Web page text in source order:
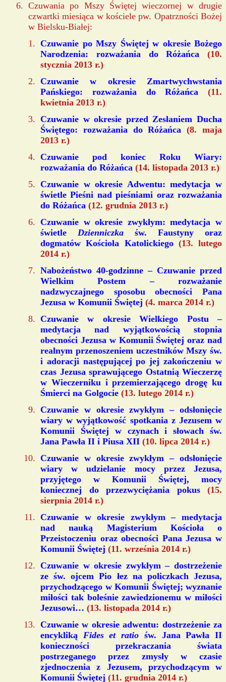
Czuwania po Mszy Świętej wieczornej w drugie
czwartki miesiąca w kościele pw. Opatrzności Bożej
w Bielsku-Białej:
Czuwanie po Mszy Świętej w okresie Bożego
Narodzenia: rozważania do Różańca (10.
stycznia 2013 r.)
Czuwanie w okresie Zmartwychwstania
Pańskiego: rozważania do Różańca (11.
kwietnia 2013 r.)
Czuwanie w okresie przed Zesłaniem Ducha
Świętego: rozważania do Różańca(8. maja
2013 r.)
Czuwanie pod koniec Roku Wiary:
rozważania do Różańca (14. listopada 2013 r.)
Czuwanie w okresie Adwentu: medytacja w
świetle Pieśni nad pieśniami oraz rozważania
do Różańca (12. grudnia 2013 r.)
Czuwanie w okresie zwykłym: medytacja w
świetle Dzienniczka św. Faustyny oraz
dogmatów Kościoła Katolickiego(13. lutego
2014 r.)
Nabożeństwo 40-godzinne – Czuwanie przed
Wielkim Postem – rozważanie
nadzwyczajnego sposobu obecności Pana
Jezusa w Komunii Świętej (4. marca 2014 r.)
Czuwanie w okresie Wielkiego Postu –
medytacja nad wyjątkowością stopnia
obecności Jezusa w Komunii Świętej oraz nad
realnym przenoszeniem uczestników Mszy św.
i adoracji następującej po jej zakończeniu w
czas Jezusa sprawującego Ostatnią Wieczerzę
w Wieczerniku i przemierzającego drogę ku
Śmierci na Golgocie (13. lutego 2014 r.)
Czuwanie w okresie zwykłym – odsłonięcie
wiary w wyjątkowość spotkania z Jezusem w
Komunii Świętej w czynach i słowach św.
Jana Pawła II i Piusa XII (10. lipca 2014 r.)
Czuwanie w okresie zwykłym – odsłonięcie
wiary w udzielanie mocy przez Jezusa,
przyjętego w Komunii Świętej, mocy
koniecznej do przezwyciężania pokus (15.
sierpnia 2014 r.)
Czuwanie w okresie zwykłym – medytacja
nad nauką Magisterium Kościoła o
Przeistoczeniu oraz obecności Pana Jezusa w
Komunii Świętej (11. września 2014 r.)
Czuwanie w okresie zwykłym – dostrzeżenie
ze św. ojcem Pio łez na policzkach Jezusa,
przychodzącego w Komunii Świętej; wyznanie
miłości tak boleśnie zawiedzionemu w miłości
Jezusowi… (13. listopada 2014 r.)
Czuwanie w okresie adwentu: dostrzeżenie za
encykliką Fides et ratio św. Jana Pawła II
konieczności przekraczania świata
postrzeganego przez zmysły w czasie
zjednoczenia z Jezusem, przychodzącym w
Komunii Świętej (11. grudnia 2014 r.)